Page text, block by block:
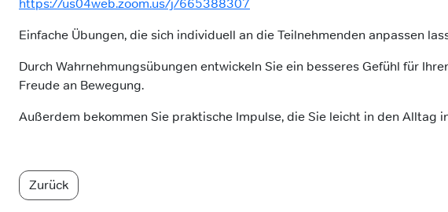
https://us04web.zoom.us/j/665388307
Einfache Übungen, die sich individuell an die Teilnehmenden anpassen
Durch Wahrnehmungsübungen entwickeln Sie ein besseres Gefühl für
Freude an Bewegung.
Außerdem bekommen Sie praktische Impulse, die Sie leicht in den Alltag
Zurück